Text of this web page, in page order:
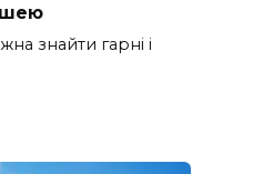
знайти гарні і